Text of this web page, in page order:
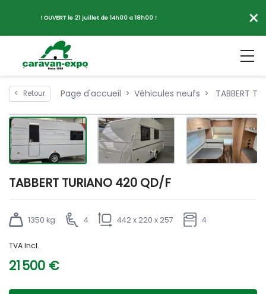
! OUVERT le 21 juillet de 14h00 a 18h00 ! ×
< Retour Page d'accueil Véhicules neufs TABBERT
TABBERT TURIANO 420 QD/F
1350 kg 4 442 x 220 x 257 4
TVA Incl.
21 500 €